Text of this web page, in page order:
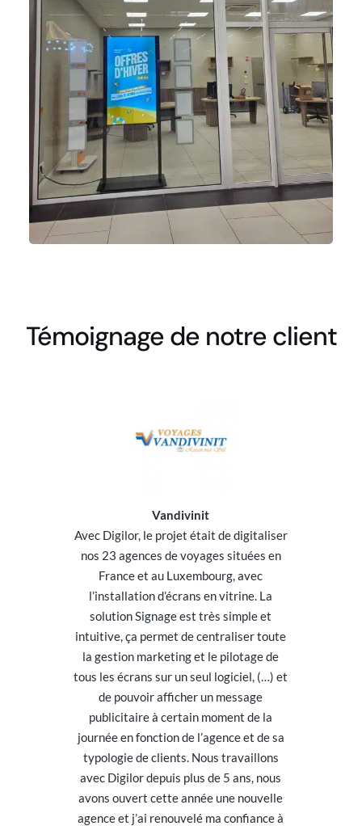
Témoignage de notre client
Vandivinit
Avec Digilor, le projet était de digitaliser
nos 23 agences de voyages situées en
France et au Luxembourg, avec
l’installation d’écrans en vitrine. La
solution Signage est très simple et
intuitive, ça permet de centraliser toute
la gestion marketing et le pilotage de
tous les écrans sur un seul logiciel, (…) et
de pouvoir afficher un message
publicitaire à certain moment de la
journée en fonction de l’agence et de sa
typologie de clients. Nous travaillons
avec Digilor depuis plus de 5 ans, nous
avons ouvert cette année une nouvelle
agence et j’ai renouvelé ma confiance à